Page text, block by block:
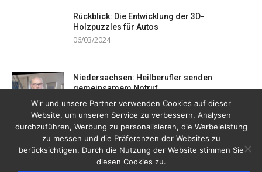
Rückblick: Die Entwicklung der 3D-
Holzpuzzles für Autos
06/03/2024
Niedersachsen: Heilberufler senden
gemeinsamem Notruf
19/12/2023
Wir und unsere Partner verwenden Cookies auf dieser
Website, um unseren Service zu verbessern, Analysen
durchzuführen, Werbung zu personalisieren, die Werbeleistung
zu messen und die Präferenzen der Websites zu
berücksichtigen. Durch die Nutzung der Website stimmen Sie
diesen Cookies zu.